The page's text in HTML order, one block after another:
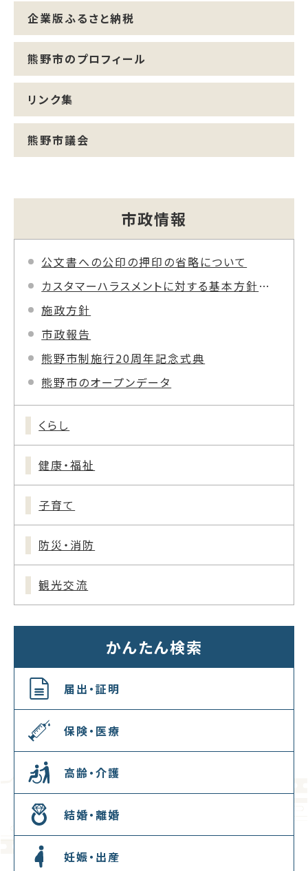
企業版ふるさと納税
熊野市のプロフィール
リンク集
熊野市議会
市政情報
公文書への公印の押印の省略について
カスタマーハラスメントに対する基本方針を策定しました
施政方針
市政報告
熊野市制施行20周年記念式典
熊野市のオープンデータ
くらし
健康・福祉
子育て
防災・消防
観光交流
かんたん検索
届出・証明
保険・医療
高齢・介護
結婚・離婚
妊娠・出産